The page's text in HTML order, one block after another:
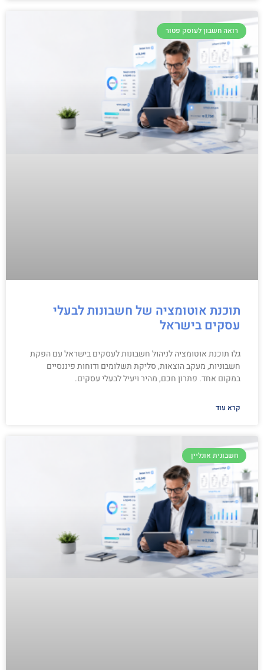
רואה חשבון לעוסק פטור
תוכנת אוטומציה של חשבונות לבעלי
עסקים בישראל
גלו תוכנת אוטומציה לניהול חשבונות לעסקים בישראל עם הפקת
חשבוניות, מעקב הוצאות, סליקת תשלומים ודוחות פיננסיים
במקום אחד. פתרון חכם, מהיר ויעיל לבעלי עסקים.
קרא עוד
חשבונית אונליין